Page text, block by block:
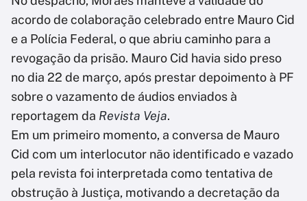
acordo de colaboração celebrado entre Mauro Cid
e a Polícia Federal, o que abriu caminho para a
revogação da prisão. Mauro Cid havia sido preso
no dia 22 de março, após prestar depoimento à PF
sobre o vazamento de áudios enviados à
reportagem da Revista Veja.
Em um primeiro momento, a conversa de Mauro
Cid com um interlocutor não identificado e vazado
pela revista foi interpretada como tentativa de
obstrução à Justiça, motivando a decretação da